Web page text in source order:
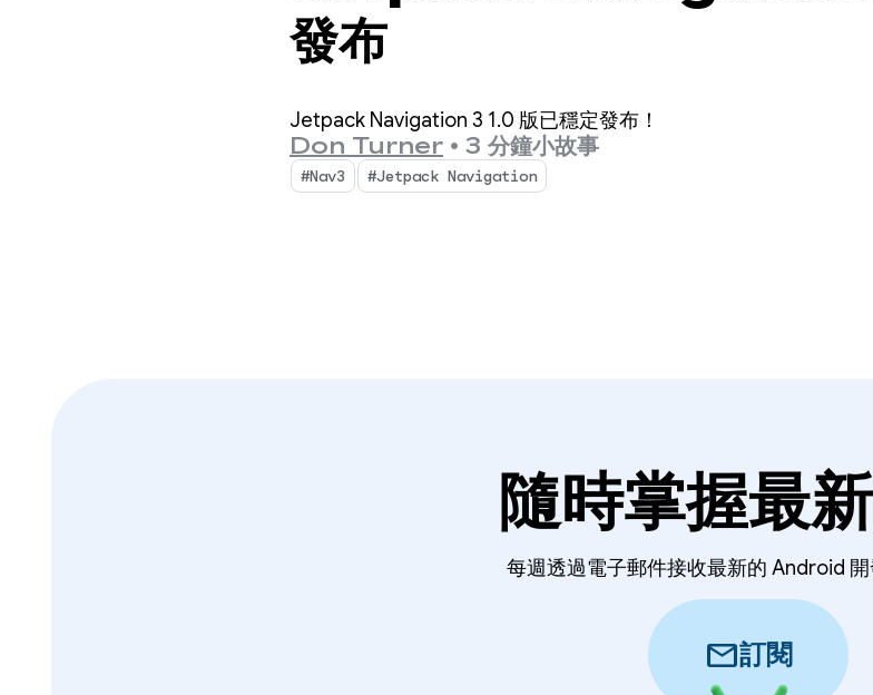
發布
Jetpack Navigation 3 1.0 版已穩定發布！
Don Turner • 3 分鐘小故事
#Nav3 #Jetpack Navigation
隨時掌握最
每週透過電子郵件接收最新的 Android 開
mail訂閱